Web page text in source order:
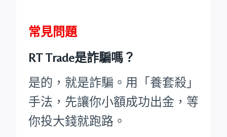
常見問題
RT Trade是詐騙嗎？
是的，就是詐騙。用「養套殺」
手法，先讓你小額成功出金，等
你投大錢就跑路。